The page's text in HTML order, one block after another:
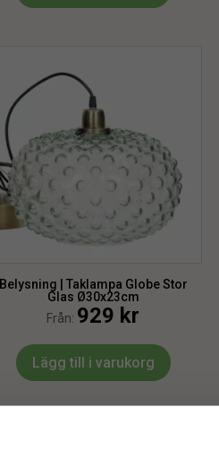
Belysning | Taklampa Globe Stor
Glas Ø30x23cm
Från: 929 kr
Lägg till i varukorg